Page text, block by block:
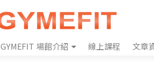
GYMEFIT 場館介紹 線上課程 文章